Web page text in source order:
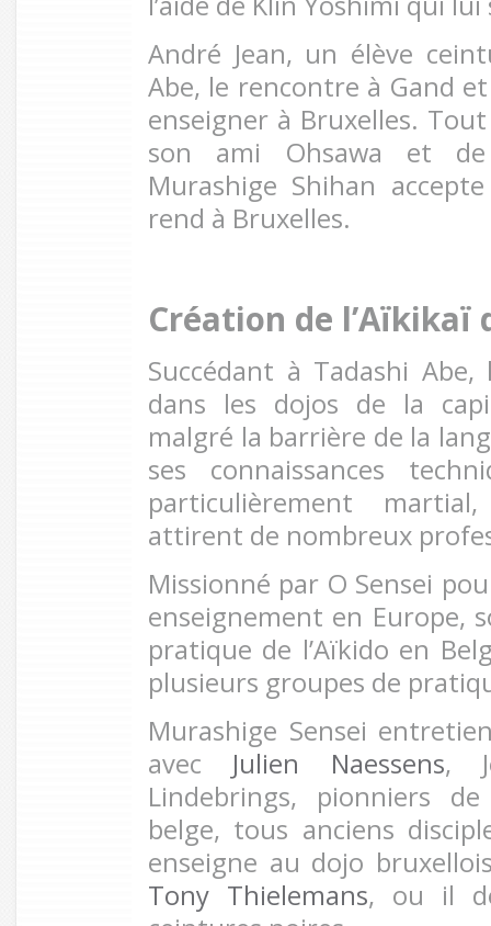
André Jean, un élève
Abe, le rencontre à Gand
enseigner à Bruxelles.
son ami Ohsawa et de
Murashige Shihan
rend à Bruxelles.
Création de l’Aïkikaï
Succédant à Tadashi
dans les dojos de la
malgré la barrière de la
ses connaissances
particulièrement
attirent de nombreux
Missionné par O Sensei
enseignement en Europe,
pratique de l’Aïkido en
plusieurs groupes de
Murashige Sensei
avec Julien Naessens,
Lindebrings, pionniers
belge, tous anciens
enseigne au dojo
Tony Thielemans, ou il